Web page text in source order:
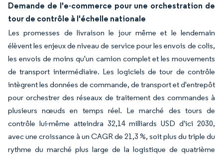
Demande de l'e-commerce pour une orchestration de
tour de contrôle à l'échelle nationale
Les promesses de livraison le jour même et le lendemain
élèvent les enjeux de niveau de service pour les envois de colis,
les envois de moins qu'un camion complet et les mouvements
de transport intermédiaire. Les logiciels de tour de contrôle
intègrent les données de commande, de transport et d'entrepôt
pour orchestrer des réseaux de traitement des commandes à
plusieurs nœuds en temps réel. Le marché des tours de
contrôle lui-même atteindra 32,14 milliards USD d'ici 2030,
avec une croissance à un CAGR de 21,3 %, soit plus du triple du
rythme du marché plus large de la logistique de quatrième